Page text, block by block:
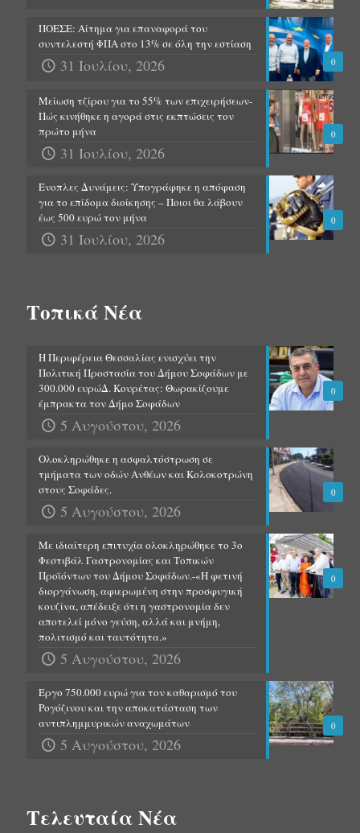
0
ΠΟΕΣΕ: Αίτημα για επαναφορά του
συντελεστή ΦΠΑ στο 13% σε όλη την εστίαση
31 Ιουλίου, 2026
0
Μείωση τζίρου για το 55% των επιχειρήσεων-
Πώς κινήθηκε η αγορά στις εκπτώσεις τον
πρώτο μήνα
31 Ιουλίου, 2026
0
Ένοπλες Δυνάμεις: Υπογράφηκε η απόφαση
για το επίδομα διοίκησης – Ποιοι θα λάβουν
έως 500 ευρώ τον μήνα
31 Ιουλίου, 2026
Τοπικά Νέα
0
Η Περιφέρεια Θεσσαλίας ενισχύει την
Πολιτική Προστασία του Δήμου Σοφάδων με
300.000 ευρώΔ. Κουρέτας: Θωρακίζουμε
έμπρακτα τον Δήμο Σοφάδων
5 Αυγούστου, 2026
0
Ολοκληρώθηκε η ασφαλτόστρωση σε
τμήματα των οδών Ανθέων και Κολοκοτρώνη
στους Σοφάδες.
5 Αυγούστου, 2026
0
Με ιδιαίτερη επιτυχία ολοκληρώθηκε το 3ο
Φεστιβάλ Γαστρονομίας και Τοπικών
Προϊόντων του Δήμου Σοφάδων.-«Η φετινή
διοργάνωση, αφιερωμένη στην προσφυγική
κουζίνα, απέδειξε ότι η γαστρονομία δεν
αποτελεί μόνο γεύση, αλλά και μνήμη,
πολιτισμό και ταυτότητα.»
5 Αυγούστου, 2026
0
Έργο 750.000 ευρώ για τον καθαρισμό του
Ρογόζινου και την αποκατάσταση των
αντιπλημμυρικών αναχωμάτων
5 Αυγούστου, 2026
Τελευταία Νέα